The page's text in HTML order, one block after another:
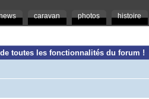
caravan photos histoire
toutes les fonctionnalités du forum !